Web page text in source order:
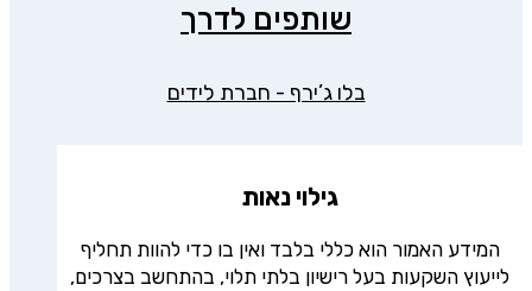
שותפים לדרך
בלו ג’ירף - חברת לידים
גילוי נאות
המידע האמור הוא כללי בלבד ואין בו כדי להוות תחליף
לייעוץ השקעות בעל רישיון בלתי תלוי, בהתחשב בצרכים,